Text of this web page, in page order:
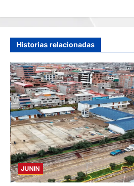
g
a
c
i
ó
n
Historias relacionadas
JUNIN